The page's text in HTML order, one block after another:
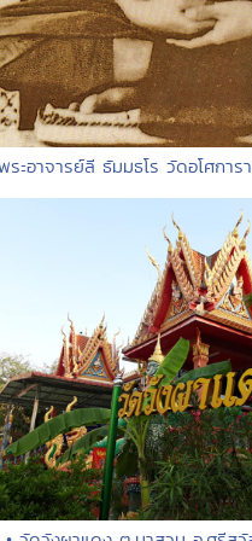
ระอาจารย์ลี ธัมมธโร วัดอโศกา